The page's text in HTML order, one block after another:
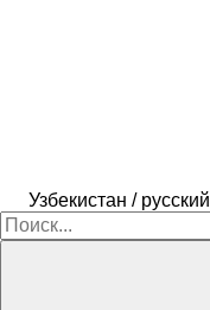
Узбекистан / русский